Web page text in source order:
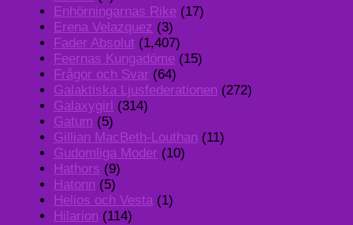
Enhörningarnas Rike (17)
Erena Velazquez (3)
Fader Absolut (1,407)
Feernas Kungadöme (15)
Frågor och Svar (64)
Galaktiska Ljusfederationen (272)
Galaxygirl (314)
Gatum (5)
Gillian MacBeth-Louthan (11)
Gudomliga Moder (10)
Hathors (9)
Hatonn (5)
Helios och Vesta (1)
Hilarion (114)